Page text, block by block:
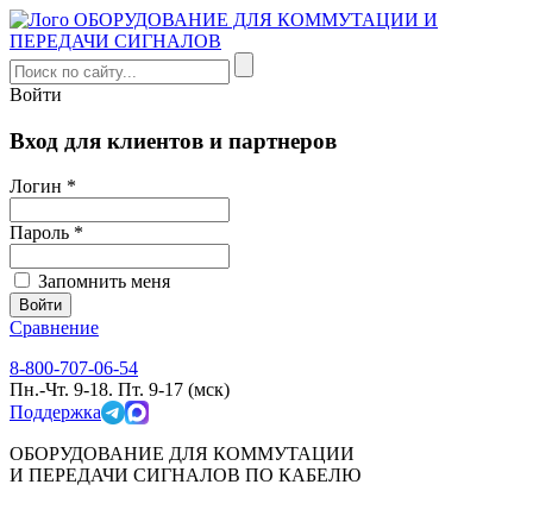
Войти
Вход для клиентов и партнеров
Логин *
Пароль *
Запомнить меня
Сравнение
8-800-707-06-54
Пн.-Чт. 9-18. Пт. 9-17 (мск)
Поддержка
ОБОРУДОВАНИЕ ДЛЯ КОММУТАЦИИ
И ПЕРЕДАЧИ СИГНАЛОВ ПО КАБЕЛЮ